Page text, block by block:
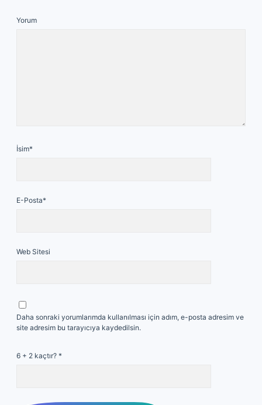
Yorum
İsim*
E-Posta*
Web Sitesi
Daha sonraki yorumlarımda kullanılması için adım, e-posta adresim ve
site adresim bu tarayıcıya kaydedilsin.
6 + 2 kaçtır? *